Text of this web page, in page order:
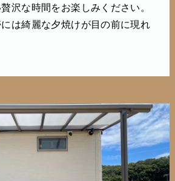
沢な時間をお楽しみください。
は綺麗な夕焼けが目の前に現れ